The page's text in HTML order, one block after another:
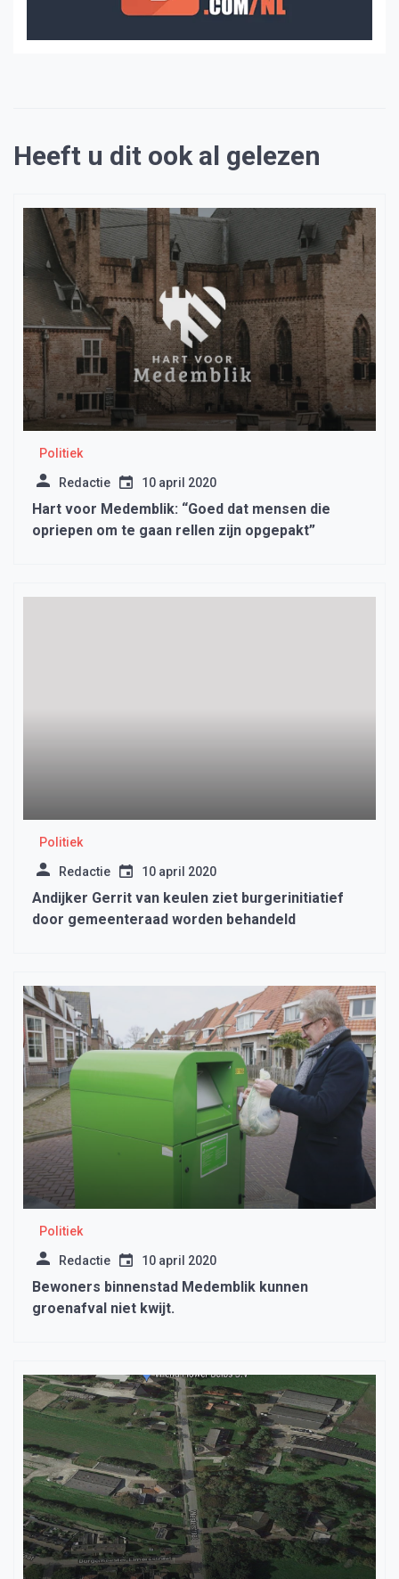
Heeft u dit ook al gelezen
Politiek
Redactie 10 april 2020
Hart voor Medemblik: “Goed dat mensen die
opriepen om te gaan rellen zijn opgepakt”
Politiek
Redactie 10 april 2020
Andijker Gerrit van keulen ziet burgerinitiatief
door gemeenteraad worden behandeld
Politiek
Redactie 10 april 2020
Bewoners binnenstad Medemblik kunnen
groenafval niet kwijt.